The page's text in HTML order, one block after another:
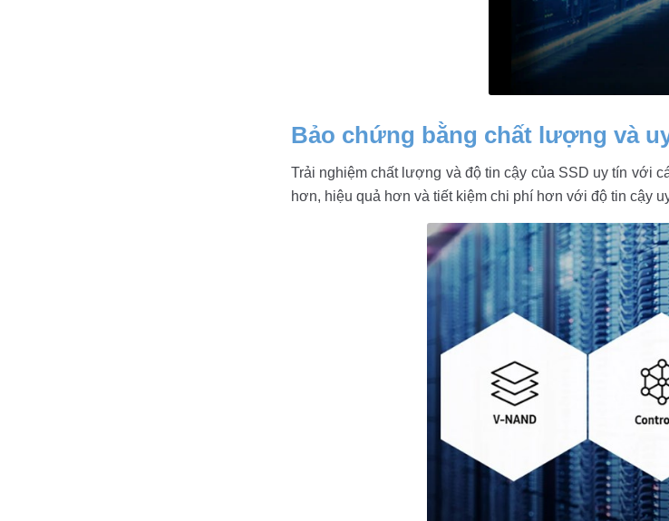
Bảo chứng bằng chất lượng và
Trải nghiệm chất lượng và độ tin cậy của SSD uy tín với
hơn, hiệu quả hơn và tiết kiệm chi phí hơn với độ tin cậy